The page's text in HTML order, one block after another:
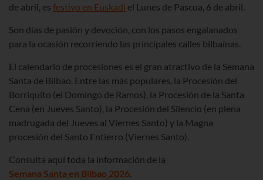
de abril, es festivo en Euskadi el Lunes de Pascua, 6 de abril.
Son días de pasión y devoción, con los pasos engalanados
para la ocasión recorriendo las principales calles bilbaínas.
El calendario de procesiones es el gran atractivo de la Semana
Santa de Bilbao. Entre las más populares, la Procesión del
Borriquito (el Domingo de Ramos), la Procesión de la Santa
Cena (en Jueves Santo), la Procesión del Silencio (en plena
madrugada del Jueves al Viernes Santo) y la Magna
procesión del Santo Entierro (Viernes Santo).
Consulta aquí toda la información de la
Semana Santa en Bilbao 2026.